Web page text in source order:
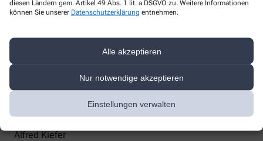
diesen Ländern gem. Artikel 49 Abs. 1 lit. a DSGVO zu. Weitere Informationen
können Sie unserer Datenschutzerklärung entnehmen.
Alle akzeptieren
Nur notwendige akzeptieren
Einstellungen verwalten
info@apotheke-kritzmow.de
Telefon
Apotheke am Kritzmow-Park
Alfred Kiefer